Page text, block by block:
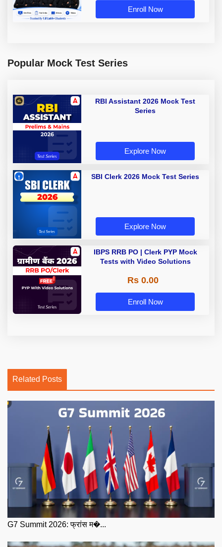
Enroll Now
Popular Mock Test Series
RBI Assistant 2026 Mock Test
Series
Explore Now
SBI Clerk 2026 Mock Test Series
Explore Now
IBPS RRB PO | Clerk PYP Mock
Tests with Video Solutions
Rs 0.00
Enroll Now
Related Posts
G7 Summit 2026: फ्रांस म�...